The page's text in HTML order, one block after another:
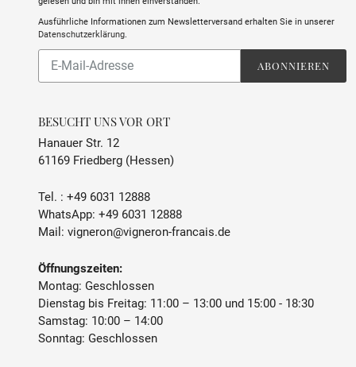
Ausführliche Informationen zum Newsletterversand erhalten Sie in unserer
Datenschutzerklärung.
unsere
ABONNIEREN
BESUCHT UNS VOR ORT
Hanauer Str. 12
61169 Friedberg (Hessen)
Tel. : +49 6031 12888
WhatsApp: +49 6031 12888
Mail: vigneron@vigneron-francais.de
Öffnungszeiten:
Montag: Geschlossen
Dienstag bis Freitag: 11:00 – 13:00 und 15:00 - 18:30
Samstag: 10:00 – 14:00
Sonntag: Geschlossen